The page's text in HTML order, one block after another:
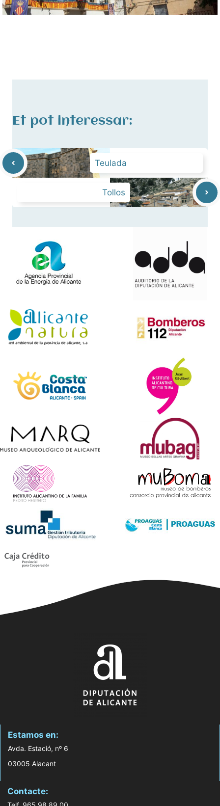
Et pot interessar:
Teulada
Tollos
Estamos en:
Avda. Estació, nº 6
03005 Alacant
Contacte: